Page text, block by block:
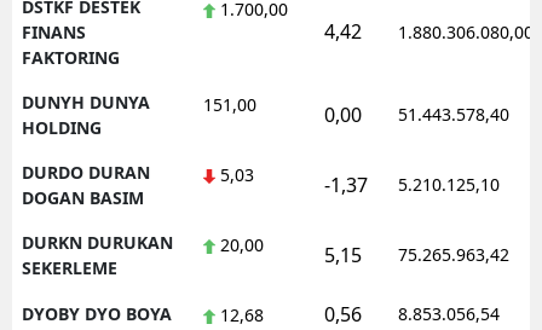
DSTKF DESTEK
FINANS
FAKTORING
1.700,00
4,42 1.880.306.080,00
DUNYH DUNYA
HOLDING
151,00 0,00 51.443.578,40
DURDO DURAN
DOGAN BASIM
5,03 -1,37 5.210.125,10
DURKN DURUKAN
SEKERLEME
20,00 5,15 75.265.963,42
DYOBY DYO BOYA 12,68 0,56 8.853.056,54